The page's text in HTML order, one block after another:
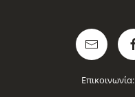
Επικοινωνία: